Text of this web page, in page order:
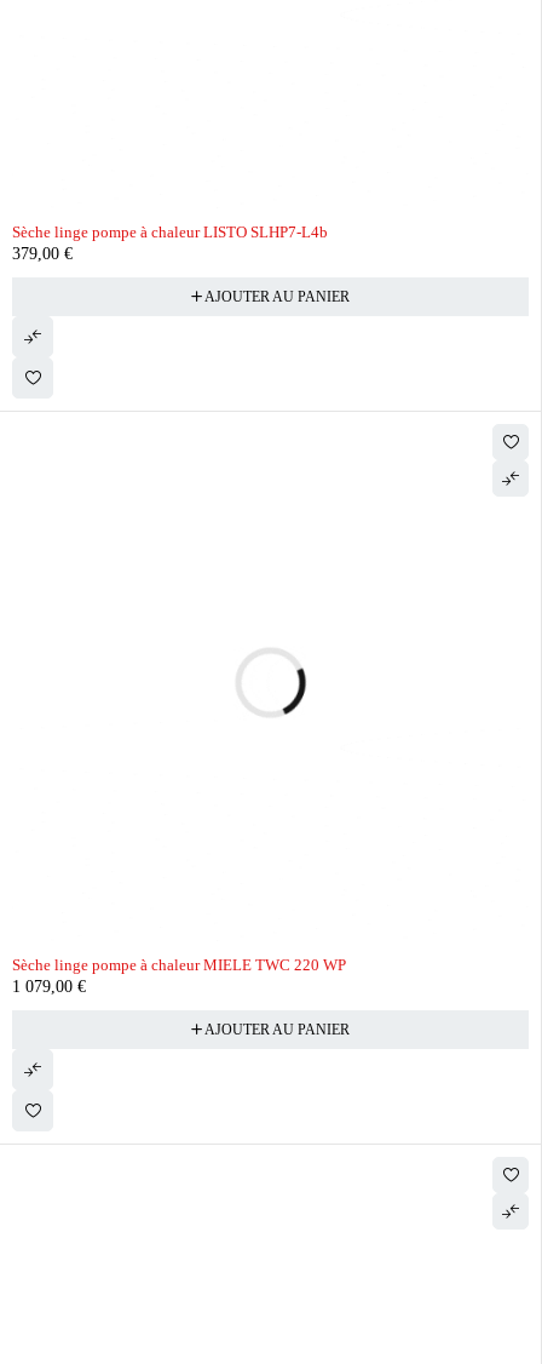
Sèche linge pompe à chaleur LISTO SLHP7-L4b
379,00 €
AJOUTER AU PANIER
Sèche linge pompe à chaleur MIELE TWC 220 WP
1 079,00 €
AJOUTER AU PANIER